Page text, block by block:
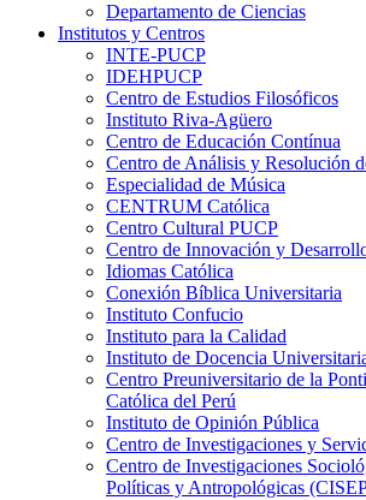
Departamento de Ciencias
Institutos y Centros
INTE-PUCP
IDEHPUCP
Centro de Estudios Filosóficos
Instituto Riva-Agüero
Centro de Educación Contínua
Centro de Análisis y Resolución
Especialidad de Música
CENTRUM Católica
Centro Cultural PUCP
Centro de Innovación y
Idiomas Católica
Conexión Bíblica Universitaria
Instituto Confucio
Instituto para la Calidad
Instituto de Docencia
Centro Preuniversitario de la
Católica del Perú
Instituto de Opinión Pública
Centro de Investigaciones y
Centro de Investigaciones
Políticas y Antropológicas